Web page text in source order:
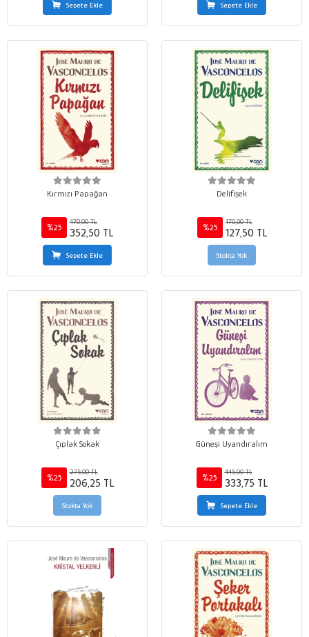
Sepete Ekle Sepete Ekle
Kırmızı Papağan
%25
470,00 TL
352,50 TL
Sepete Ekle
Delifişek
%25
170,00 TL
127,50 TL
Stokta Yok
Çıplak Sokak
%25
275,00 TL
206,25 TL
Stokta Yok
Güneşi Uyandıralım
%25
445,00 TL
333,75 TL
Sepete Ekle